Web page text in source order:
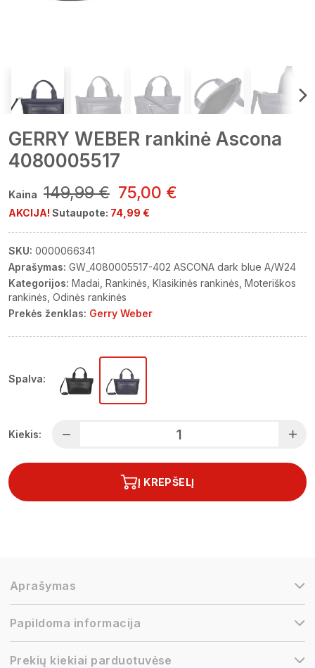
GERRY WEBER rankinė Ascona
4080005517
Kaina 149,99 € 75,00 €
AKCIJA! Sutaupote: 74,99 €
SKU: 0000066341
Aprašymas: GW_4080005517-402 ASCONA dark blue A/W24
Kategorijos: Madai Rankinės Klasikinės rankinės Moteriškos
rankinės Odinės rankinės
Prekės ženklas: Gerry Weber
Spalva:
Kiekis:
Į KREPŠELĮ
Aprašymas
Papildoma informacija
Prekių kiekiai parduotuvėse